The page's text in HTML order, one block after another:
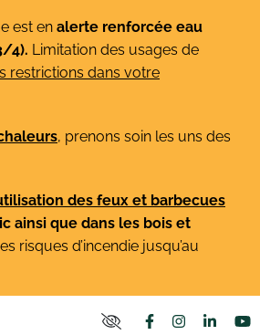
est en alerte renforcée eau
4). Limitation des usages de
restrictions dans votre
, prenons soin les uns des
des feux et barbecues
ainsi que dans les bois et
risques d’incendie jusqu’au
Lien vers le
Lien vers
Lien